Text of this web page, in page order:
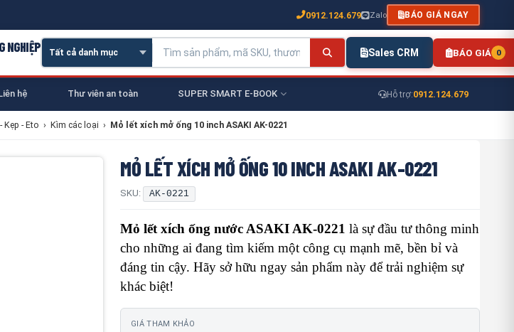
0912.124.679 Zalo BÁO GIÁ NGAY
NGHIỆP Sales CRM BÁO GIÁ 0
hệ Thư viên an toàn SUPER SMART E-BOOK Hỗ trợ:0912.124.679
Kẹp - Eto › Kìm các loại › Mỏ lết xích mở ống 10 inch ASAKI AK-0221
MỎ LẾT XÍCH MỞ ỐNG 10 INCH ASAKI AK-0221
SKU: AK-0221
Mỏ lết xích ống nước ASAKI AK-0221 là sự đầu tư thông minh
cho những ai đang tìm kiếm một công cụ mạnh mẽ, bền bỉ và
đáng tin cậy. Hãy sở hữu ngay sản phẩm này để trải nghiệm sự
khác biệt!
GIÁ THAM KHẢO